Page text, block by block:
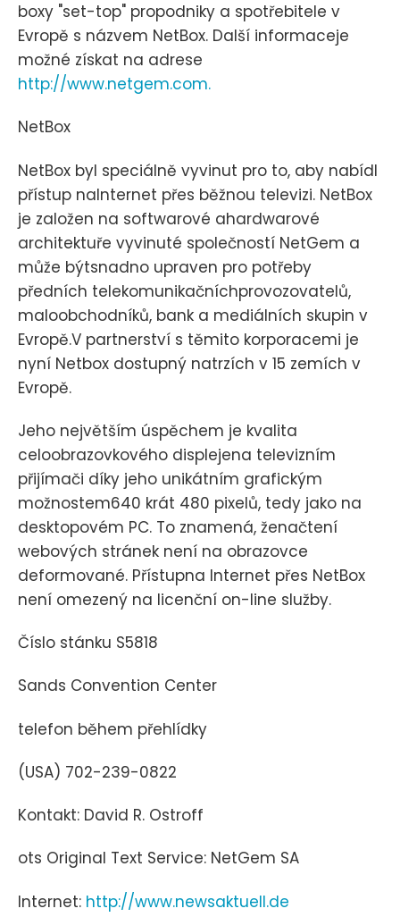
boxy "set-top" propodniky a spotřebitele v
Evropě s názvem NetBox. Další informaceje
možné získat na adrese
http://www.netgem.com.
NetBox
NetBox byl speciálně vyvinut pro to, aby nabídl
přístup naInternet přes běžnou televizi. NetBox
je založen na softwarové ahardwarové
architektuře vyvinuté společností NetGem a
může býtsnadno upraven pro potřeby
předních telekomunikačníchprovozovatelů,
maloobchodníků, bank a mediálních skupin v
Evropě.V partnerství s těmito korporacemi je
nyní Netbox dostupný natrzích v 15 zemích v
Evropě.
Jeho největším úspěchem je kvalita
celoobrazovkového displejena televizním
přijímači díky jeho unikátním grafickým
možnostem640 krát 480 pixelů, tedy jako na
desktopovém PC. To znamená, ženačtení
webových stránek není na obrazovce
deformované. Přístupna Internet přes NetBox
není omezený na licenční on-line služby.
Číslo stánku S5818
Sands Convention Center
telefon během přehlídky
(USA) 702-239-0822
Kontakt: David R. Ostroff
ots Original Text Service: NetGem SA
Internet: http://www.newsaktuell.de